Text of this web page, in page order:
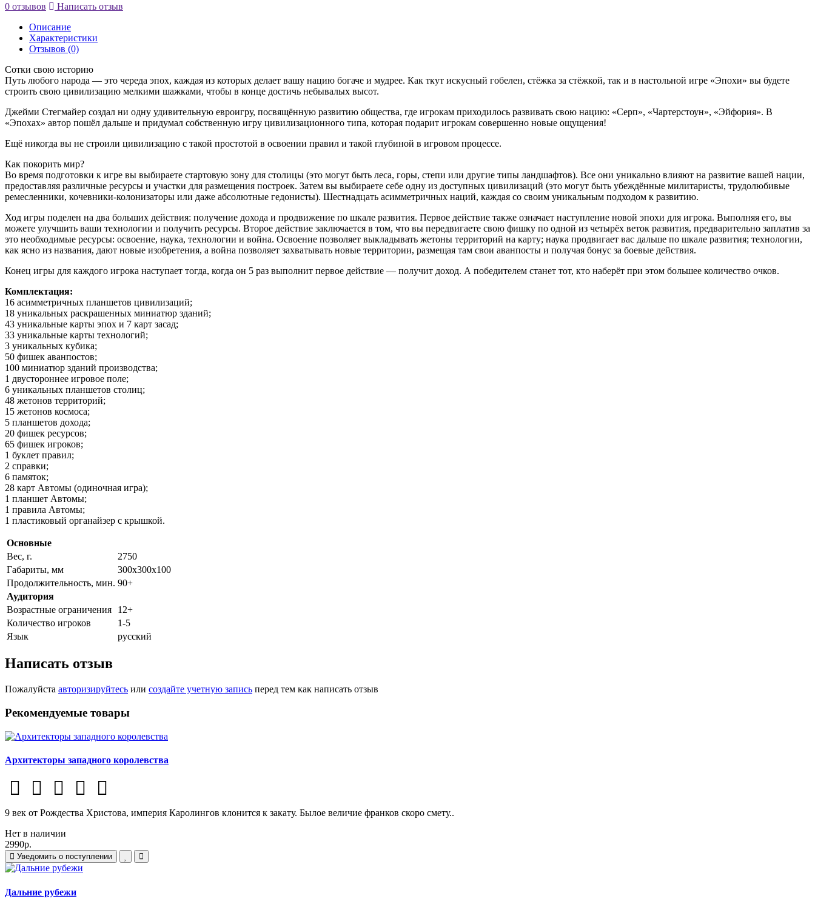
0 отзывов
Написать отзыв
Описание
Характеристики
Отзывов (0)
Сотки свою историю
Путь любого народа — это череда эпох, каждая из которых делает вашу нацию богаче и мудрее. Как ткут искусный гобелен, стёжка за стёжкой, так и в настольной игре «Эпохи» вы будете
строить свою цивилизацию мелкими шажками, чтобы в конце достичь небывалых высот.
Джейми Стегмайер создал ни одну удивительную евроигру, посвящённую развитию общества, где игрокам приходилось развивать свою нацию: «Серп», «Чартерстоун», «Эйфория». В
«Эпохах» автор пошёл дальше и придумал собственную игру цивилизационного типа, которая подарит игрокам совершенно новые ощущения!
Ещё никогда вы не строили цивилизацию с такой простотой в освоении правил и такой глубиной в игровом процессе.
Как покорить мир?
Во время подготовки к игре вы выбираете стартовую зону для столицы (это могут быть леса, горы, степи или другие типы ландшафтов). Все они уникально влияют на развитие вашей нации,
предоставляя различные ресурсы и участки для размещения построек. Затем вы выбираете себе одну из доступных цивилизаций (это могут быть убеждённые милитаристы, трудолюбивые
ремесленники, кочевники-колонизаторы или даже абсолютные гедонисты). Шестнадцать асимметричных наций, каждая со своим уникальным подходом к развитию.
Ход игры поделен на два больших действия: получение дохода и продвижение по шкале развития. Первое действие также означает наступление новой эпохи для игрока. Выполняя его, вы
можете улучшить ваши технологии и получить ресурсы. Второе действие заключается в том, что вы передвигаете свою фишку по одной из четырёх веток развития, предварительно заплатив за
это необходимые ресурсы: освоение, наука, технологии и война. Освоение позволяет выкладывать жетоны территорий на карту; наука продвигает вас дальше по шкале развития; технологии,
как ясно из названия, дают новые изобретения, а война позволяет захватывать новые территории, размещая там свои аванпосты и получая бонус за боевые действия.
Конец игры для каждого игрока наступает тогда, когда он 5 раз выполнит первое действие — получит доход. А победителем станет тот, кто наберёт при этом большее количество очков.
Комплектация:
16 асимметричных планшетов цивилизаций;
18 уникальных раскрашенных миниатюр зданий;
43 уникальные карты эпох и 7 карт засад;
33 уникальные карты технологий;
3 уникальных кубика;
50 фишек аванпостов;
100 миниатюр зданий производства;
1 двустороннее игровое поле;
6 уникальных планшетов столиц;
48 жетонов территорий;
15 жетонов космоса;
5 планшетов дохода;
20 фишек ресурсов;
65 фишек игроков;
1 буклет правил;
2 справки;
6 памяток;
28 карт Автомы (одиночная игра);
1 планшет Автомы;
1 правила Автомы;
1 пластиковый органайзер с крышкой.
Основные
Вес, г.
2750
Габариты, мм
300х300х100
Продолжительность, мин. 90+
Аудитория
Возрастные ограничения
12+
Количество игроков
1-5
Язык
русский
Написать отзыв
Пожалуйста авторизируйтесь или создайте учетную запись перед тем как написать отзыв
Рекомендуемые товары
Архитекторы западного королевства
9 век от Рождества Христова, империя Каролингов клонится к закату. Былое величие франков скоро смету..
Нет в наличии
2990р.
Уведомить о поступлении
Дальние рубежи